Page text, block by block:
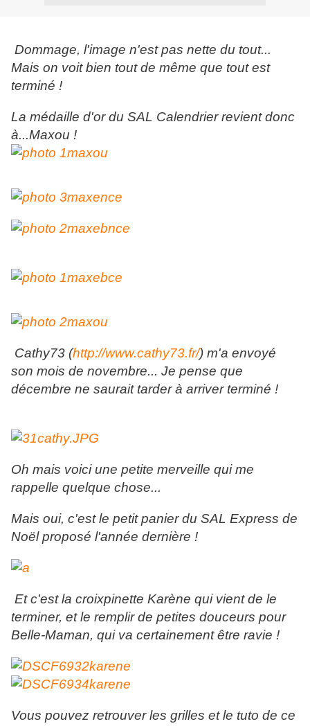
Dommage, l'image n'est pas nette du tout...
Mais on voit bien tout de même que tout est
terminé !
La médaille d'or du SAL Calendrier revient donc
à...Maxou !
Cathy73 (http://www.cathy73.fr/) m'a envoyé
son mois de novembre... Je pense que
décembre ne saurait tarder à arriver terminé !
Oh mais voici une petite merveille qui me
rappelle quelque chose...
Mais oui, c'est le petit panier du SAL Express de
Noël proposé l'année dernière !
Et c'est la croixpinette Karène qui vient de le
terminer, et le remplir de petites douceurs pour
Belle-Maman, qui va certainement être ravie !
Vous pouvez retrouver les grilles et le tuto de ce